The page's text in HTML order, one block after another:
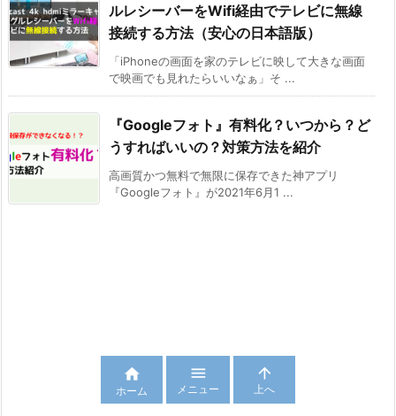
ルレシーバーをWifi経由でテレビに無線
接続する方法（安心の日本語版）
「iPhoneの画面を家のテレビに映して大きな画面
で映画でも見れたらいいなぁ」そ ...
『Googleフォト』有料化？いつから？ど
うすればいいの？対策方法を紹介
高画質かつ無料で無限に保存できた神アプリ
『Googleフォト』が2021年6月1 ...

ホーム

メニュー

上へ